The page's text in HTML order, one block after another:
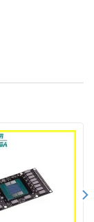
hiện các biểu